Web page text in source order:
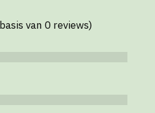
van 0 reviews)